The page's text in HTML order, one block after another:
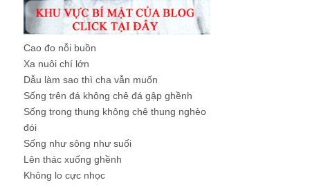
Cao đo nỗi buồn
Xa nuôi chí lớn
Dẫu làm sao thì cha vẫn muốn
Sống trên đá không chê đá gập ghềnh
Sống trong thung không chê thung nghèo
đói
Sống như sông như suối
Lên thác xuống ghềnh
Không lo cực nhọc